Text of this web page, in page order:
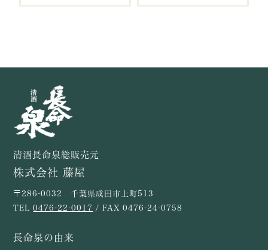
清酒長命泉総販売元
株式会社 藤屋
〒286-0032 千葉県成田市上町513
TEL0476-22-0017 / FAX 0476-24-0758
長命泉の由来